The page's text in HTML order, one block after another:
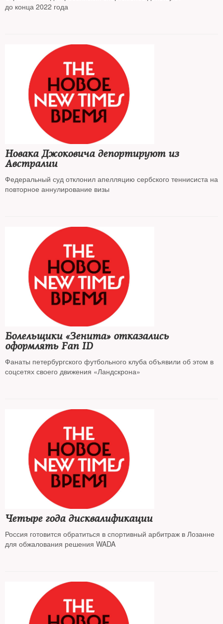
до конца 2022 года
Новака Джоковича депортируют из
Австралии
Федеральный суд отклонил апелляцию сербского теннисиста на
повторное аннулирование визы
Болельщики «Зенита» отказались
оформлять Fan ID
Фанаты петербургского футбольного клуба объявили об этом в
соцсетях своего движения «Ландскрона»
Четыре года дисквалификации
Россия готовится обратиться в спортивный арбитраж в Лозанне
для обжалования решения WADA